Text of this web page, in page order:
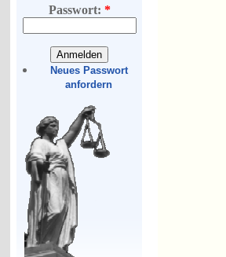
Passwort: *
Neues Passwort
anfordern